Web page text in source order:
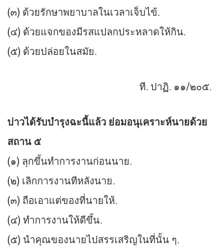
(๓) ด้วยรักษาพยาบาลในเวลาเจ็บไข้.
(๔) ด้วยแจกของมีรสแปลกประหลาดให้กิน.
(๕) ด้วยปล่อยในสมัย.
ที. ปาฏิ. ๑๑/๒๐๕.
บ่าวได้รับบำรุงฉะนี้แล้ว ย่อมอนุเคราะห์นายด้วย
สถาน ๕
(๑) ลุกขึ้นทำการงานก่อนนาย.
(๒) เลิกการงานทีหลังนาย.
(๓) ถือเอาแต่ของที่นายให้.
(๔) ทำการงานให้ดีขึ้น.
(๕) นำคุณของนายไปสรรเสริญในที่นั้น ๆ.